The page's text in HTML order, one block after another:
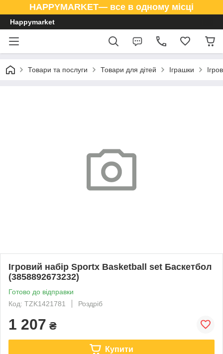
HAPPYMARKET— все в одному місці
Happymarket
Товари та послуги Товари для дітей Іграшки
Ігровий набір Sportx Basketball set Баскетбол
(3858892673232)
Готово до відправки
Код: TZK1421781
Роздріб
1 207 ₴
Купити